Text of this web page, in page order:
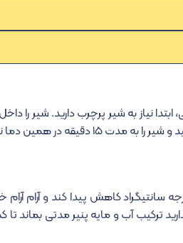
ابتدا نیاز به شیر پرچرب دارید. شیر را
۱۵ دقیقه، شیر را از روی شعله گاز بردارید و صبر کنید تا دمای آن به ۳۵ درجه
ترکیب آب و مایه پنیر مدتی بماند